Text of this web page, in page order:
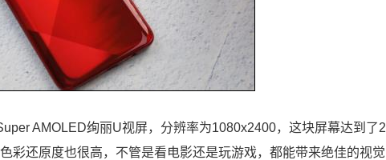
AMOLED绚丽U视屏，分辨率为1080x2400，这块屏幕达到了2
彩还原度也很高，不管是看电影还是玩游戏，都能带来绝佳的视觉